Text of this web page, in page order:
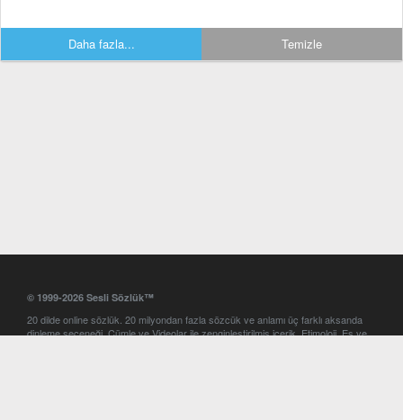
Daha fazla... Temizle
© 1999-2026 Sesli Sözlük™
20 dilde online sözlük. 20 milyondan fazla sözcük ve anlamı üç farklı aksanda
dinleme seçeneği. Cümle ve Videolar ile zenginleştirilmiş içerik. Etimoloji, Eş ve